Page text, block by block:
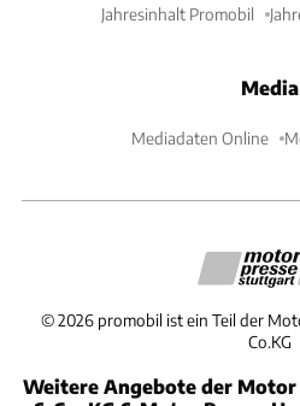
Jahresinhalt Promobil
Media
Mediadaten Online
©2026 promobil ist ein Teil der
Co.KG
Weitere Angebote der Motor